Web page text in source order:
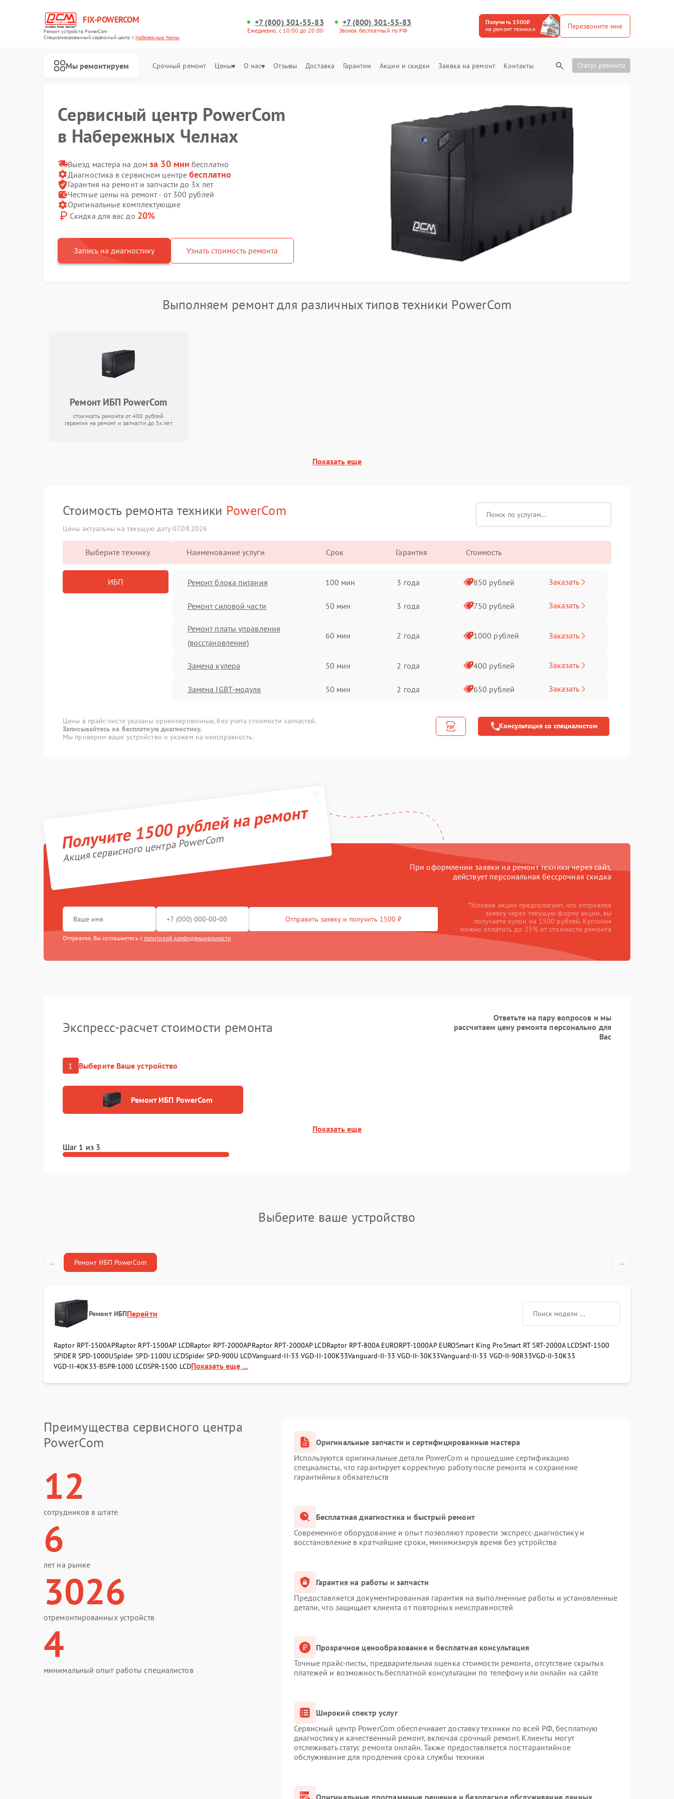
FIX-POWERCOM
Ремонт устройств PowerCom
Специализированный cервисный центр г.Набережные Челны
+7 (800) 301-55-83
Ежедневно, с 10:00 до 20:00
+7 (800) 301-55-83
Звонок бесплатный по РФ
Получить 1500₽
на ремонт техники
Перезвоните мне
Мы ремонтируем Срочный ремонт Цены О нас Отзывы Доставка Гарантии Акции и скидки Заявка на ремонт Контакты Статус ремонта
Сервисный центр PowerCom
в Набережных Челнах
Выезд мастера на домза 30 мин бесплатно
Диагностика в сервисном центребесплатно
Гарантия на ремонт и запчасти до 3х лет
Честные цены на ремонт - от 300 рублей
Оригинальные комплектующие
Скидка для вас до 20%
Запись на диагностику Узнать стоимость ремонта
Выполняем ремонт для различных типов техники PowerCom
Ремонт ИБП PowerCom
стоимость ремонта от 400 рублей
гарантия на ремонт и запчасти до 3х лет
Показать еще
Стоимость ремонта техники PowerCom
Цены актуальны на текущую дату 07.08.2026
Выберите технику
ИБП
Наименование услуги Срок Гарантия Стоимость
Ремонт блока питания 100 мин 3 года 850 рублей Заказать
Ремонт силовой части 50 мин 3 года 750 рублей Заказать
Ремонт платы управления
(восстановление)
60 мин 2 года 1000 рублей Заказать
Замена кулера 50 мин 2 года 400 рублей Заказать
Замена IGBT-модуля 50 мин 2 года 650 рублей Заказать
Цены в прайс-листе указаны ориентировочные, без учета стоимости запчастей.
Записывайтесь на бесплатную диагностику.
Мы проверим ваше устройство и укажем на неисправность.
Консультация со специалистом
Получите 1500 рублей на ремонт
Акция сервисного центра PowerCom
При оформлении заявки на ремонт техники через сайт,
действует персональная бессрочная скидка
Отправить заявку и получить 1500 ₽
Отправляя, Вы соглашаетесь с политикой конфиденциальности
*Условия акции предполагают, что отправляя
заявку через текущую форму акции, вы
получаете купон на 1500 рублей. Купоном
можно оплатить до 25% от стоимости ремонта
Экспресс-расчет стоимости ремонта
Ответьте на пару вопросов и мы
рассчитаем цену ремонта персонально для
Вас
1 Выберите Ваше устройство
Ремонт ИБП PowerCom
Показать еще
Шаг 1 из 3
Выберите ваше устройство
← Ремонт ИБП PowerCom →
Ремонт ИБППерейти
Raptor RPT-1500APRaptor RPT-1500AP LCDRaptor RPT-2000APRaptor RPT-2000AP LCDRaptor RPT-800A EURORPT-1000AР EUROSmart King ProSmart RT SRT-2000A LCDSNT-1500
SPIDER SPD-1000USpider SPD-1100U LCDSpider SPD-900U LCDVanguard-II-33 VGD-II-100K33Vanguard-II-33 VGD-II-30K33Vanguard-II-33 VGD-II-90R33VGD-II-30K33
VGD-II-40K33-BSPR-1000 LCDSPR-1500 LCDПоказать еще ...
Преимущества сервисного центра
PowerCom
12
сотрудников в штате
6
лет на рынке
3026
отремонтированных устройств
4
минимальный опыт работы специалистов
Оригинальные запчасти и сертифицированные мастера
Используются оригинальные детали PowerCom и прошедшие сертификацию
специалисты, что гарантирует корректную работу после ремонта и сохранение
гарантийных обязательств
Бесплатная диагностика и быстрый ремонт
Современное оборудование и опыт позволяют провести экспресс-диагностику и
восстановление в кратчайшие сроки, минимизируя время без устройства
Гарантия на работы и запчасти
Предоставляется документированная гарантия на выполненные работы и установленные
детали, что защищает клиента от повторных неисправностей
Прозрачное ценообразование и бесплатная консультация
Точные прайс-листы, предварительная оценка стоимости ремонта, отсутствие скрытых
платежей и возможность бесплатной консультации по телефону или онлайн на сайте
Широкий спектр услуг
Сервисный центр PowerCom обеспечивает доставку техники по всей РФ, бесплатную
диагностику и качественный ремонт, включая срочный ремонт. Клиенты могут
отслеживать статус ремонта онлайн. Также предоставляется постгарантийное
обслуживание для продления срока службы техники
Оригинальные программные решение и безопасное обслуживание данных